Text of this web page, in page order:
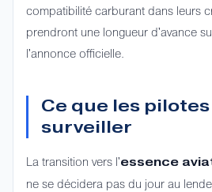
compatibilité carburant dans leurs
prendront une longueur d'avance
l'annonce officielle.
Ce que les
surveiller
La transition vers l'essence
ne se décidera pas du jour au